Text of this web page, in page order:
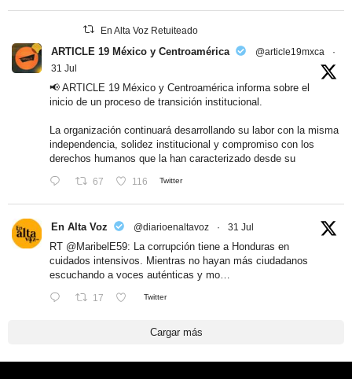
En Alta Voz Retuiteado
ARTICLE 19 México y Centroamérica @article19mxca
·
31 Jul
📢 ARTICLE 19 México y Centroamérica informa sobre el
inicio de un proceso de transición institucional.
La organización continuará desarrollando su labor con la misma
independencia, solidez institucional y compromiso con los
derechos humanos que la han caracterizado desde su
67 116 Twitter
En Alta Voz @diarioenaltavoz · 31 Jul
RT @MaribelE59: La corrupción tiene a Honduras en
cuidados intensivos. Mientras no hayan más ciudadanos
escuchando a voces auténticas y mo…
17 Twitter
Cargar más